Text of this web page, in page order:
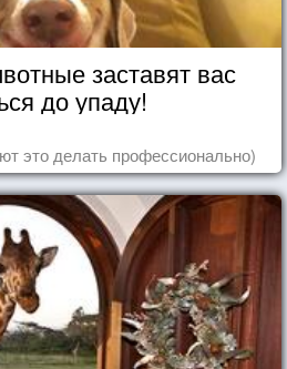
заставят вас
до упаду!
это делать профессионально)